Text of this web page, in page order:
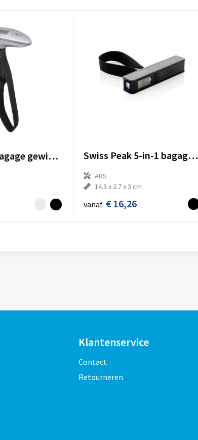
WEIGHIT - Bagage gewichtsmeter Swiss Peak 5-in-1 bagageweegschaal, powerbank en zaklamp
ABS
14.3 x 2.7 x 3 cm
vanaf € 16,26
Klantenservice
Contact
Retourneren